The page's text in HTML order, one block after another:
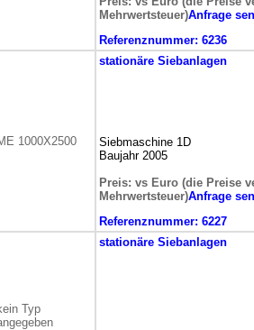
Mehrwertsteuer)Anfrage
Referenznummer: 6236
1000X2500
stationäre Siebanlagen
Siebmaschine 1D
Baujahr 2005
Preis: vs Euro (die Preise
Mehrwertsteuer)Anfrage
Referenznummer: 6227
Typ
stationäre Siebanlagen